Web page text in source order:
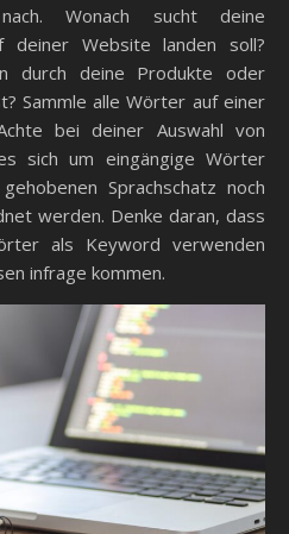
Wonach sucht deine
deiner Website landen soll?
durch deine Produkte oder
Sammle alle Wörter auf einer
bei deiner Auswahl von
sich um eingängige Wörter
Sprachschatz noch
werden. Denke daran, dass
als Keyword verwenden
infrage kommen.